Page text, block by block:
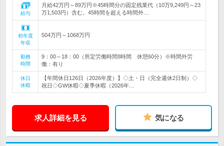
給与
月給42万円～89万円※45時間分の固定残業代（10万9,249円～23
万1,503円）含む。45時間を超える時間外…
初年度
年収
504万円～1068万円
勤務
時間
9：00～18：00（所定労働時間8時間 休憩60分）※時間外労
働：有り
休日
休暇
【年間休日126日（2026年度）】◇土・日（完全週休2日制）◇
祝日◇GW休暇◇夏季休暇（2026年…
求人詳細を見る 気になる